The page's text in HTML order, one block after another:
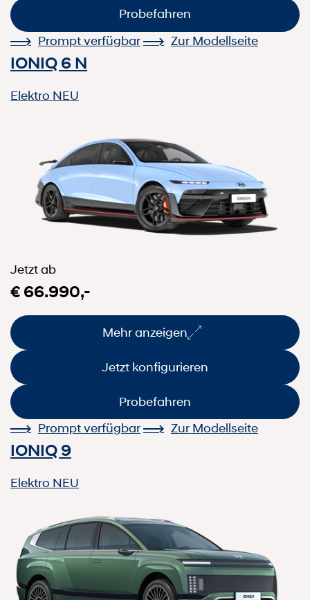
Probefahren
Prompt verfügbar
Zur Modellseite
IONIQ 6 N
Elektro NEU
Jetzt ab
€ 66.990,-
Mehr anzeigen
Jetzt konfigurieren
Probefahren
Prompt verfügbar
Zur Modellseite
IONIQ 9
Elektro NEU